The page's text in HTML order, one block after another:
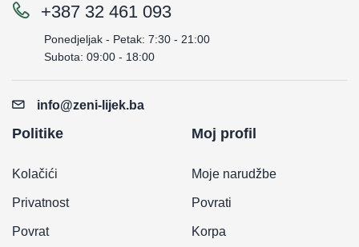
+387 32 461 093
Ponedjeljak - Petak: 7:30 - 21:00
Subota: 09:00 - 18:00
info@zeni-lijek.ba
Politike
Kolačići
Privatnost
Povrat
Moj profil
Moje narudžbe
Povrati
Korpa